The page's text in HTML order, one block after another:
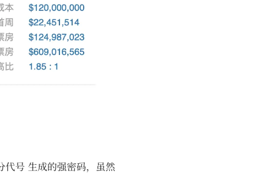
号 生成的强密码，虽然